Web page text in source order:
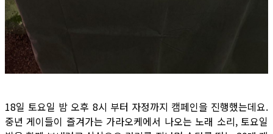
18일 토요일 밤 오후 8시 부터 자정까지 캠페인을 진행했는데요.
중년 게이들이 즐겨가는 가라오케에서 나오는 노래 소리, 토요일